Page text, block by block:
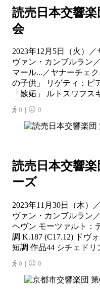
読売日本交響
会
2023年12月5日（火）
ヴァン・カンブルラン
マール...／ヤナーチェ
の子供」 リゲティ：ピ
「嫉妬」 ルトスワフ
0｜ 0
読売日本交響楽
ーズ
2023年11月30日（木）
ヴァン・カンブルラン
ヘヴン モーツァルト：
調 K.187 (C17.12) ドヴ
短調 作品44 シチェド
0｜ 0